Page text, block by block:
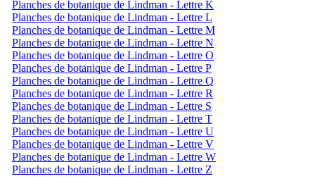
Planches de botanique de Lindman - Lettre K
Planches de botanique de Lindman - Lettre L
Planches de botanique de Lindman - Lettre M
Planches de botanique de Lindman - Lettre N
Planches de botanique de Lindman - Lettre O
Planches de botanique de Lindman - Lettre P
Planches de botanique de Lindman - Lettre Q
Planches de botanique de Lindman - Lettre R
Planches de botanique de Lindman - Lettre S
Planches de botanique de Lindman - Lettre T
Planches de botanique de Lindman - Lettre U
Planches de botanique de Lindman - Lettre V
Planches de botanique de Lindman - Lettre W
Planches de botanique de Lindman - Lettre Z